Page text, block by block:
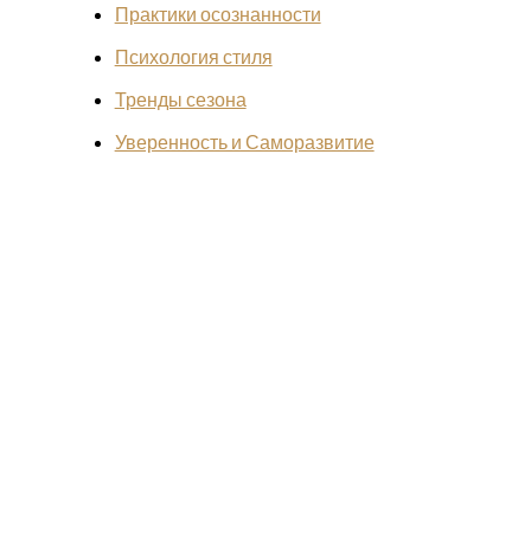
Практики осознанности
Психология стиля
Тренды сезона
Уверенность и Саморазвитие